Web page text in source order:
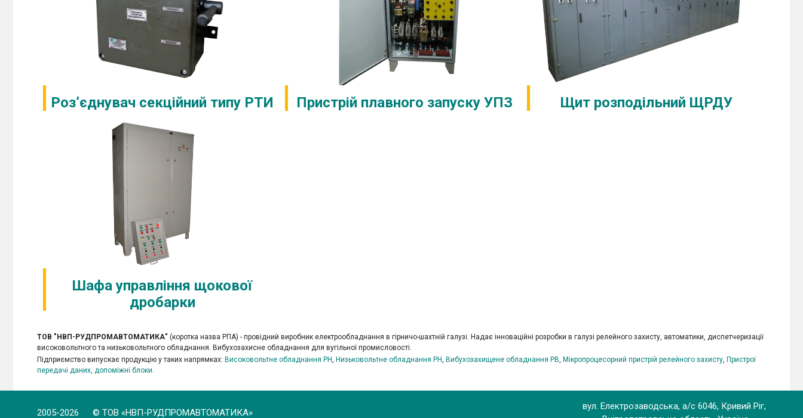
Роз’єднувач секційний типу РТИ Пристрій плавного запуску УПЗ Щит розподільний ЩРДУ
Шафа управління щокової
дробарки
ТОВ "НВП-РУДПРОМАВТОМАТИКА" (коротка назва РПА) - провідний виробник електрообладнання в гірничо-шахтній галузі. Надає інноваційні розробки в галузі релейного захисту, автоматики, диспетчеризації
високовольтного та низьковольтного обладнання. Вибухозахисне обладнання для вугільної промисловості.
Підприємство випускає продукцію у таких напрямках: Високовольтне обладнання РН Низьковольтне обладнання РН Вибухозахищене обладнання РВ Мікропроцесорний пристрій релейного захисту Пристрої
передачі даних, допоміжні блоки
вул. Електрозаводська, а/с 6046, Кривий Ріг,
2005-2026 © ТОВ «НВП-РУДПРОМАВТОМАТИКА»